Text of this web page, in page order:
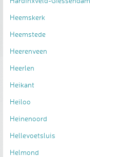
Heemskerk
Heemstede
Heerenveen
Heerlen
Heikant
Heiloo
Heinenoord
Hellevoetsluis
Helmond